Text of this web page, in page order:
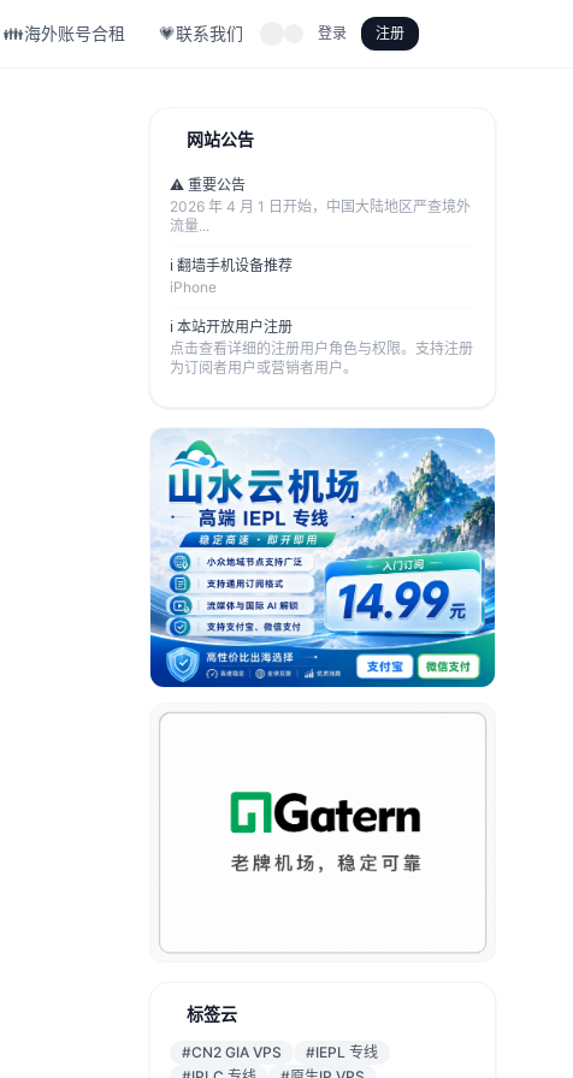
👪海外账号合租 💗联系我们 登录 注册
网站公告
⚠️ 重要公告
2026 年 4 月 1 日开始，中国大陆地区严查境外
流量...
ℹ️ 翻墙手机设备推荐
iPhone
ℹ️ 本站开放用户注册
点击查看详细的注册用户角色与权限。支持注册
为订阅者用户或营销者用户。
标签云
#CN2 GIA VPS
#IEPL 专线